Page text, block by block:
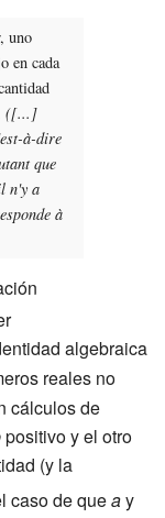
uno
en cada
([...]
à-dire
que
n'y a
à
{-1}}^{2}=
{\sqrt {-1}}
{\sqrt
{-1}}=-1}
algebraica
reales no
cálculos de
positivo y el otro
(y la
caso de queay